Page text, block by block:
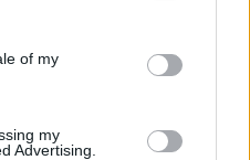
of my
my
Advertising.
è una delle più
Un giorno,
qualcun altro si
un potere così senza